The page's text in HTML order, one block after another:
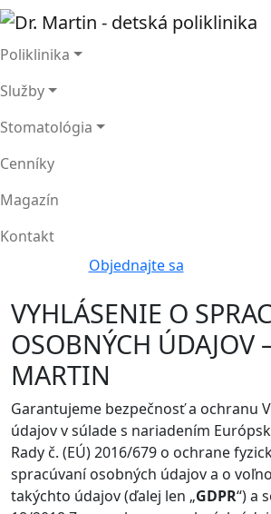
Poliklinika
Služby
Stomatológia
Cenníky
Magazín
Kontakt
Objednajte sa
VYHLÁSENIE O
OSOBNÝCH ÚDAJOV
MARTIN
Garantujeme bezpečnosť a ochranu
údajov v súlade s nariadením
Rady č. (EÚ) 2016/679 o ochrane
spracúvaní osobných údajov a o
takýchto údajov (ďalej len „GDPR“) a